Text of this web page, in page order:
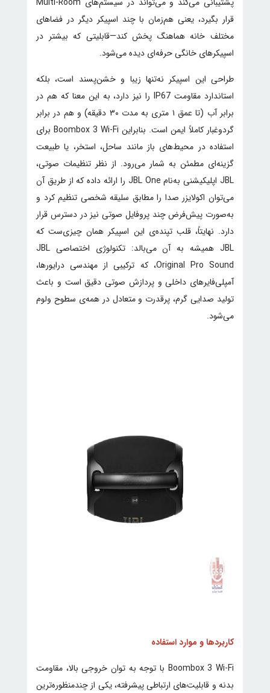
پشتیبانی می‌کند و می‌تواند در سیستم‌های Multi-Room
قرار بگیرد، یعنی هم‌زمان با چند اسپیکر دیگر در فضاهای
مختلف خانه هماهنگ پخش کند—قابلیتی که بیشتر در
اسپیکرهای خانگی حرفه‌ای دیده می‌شود.
طراحی این اسپیکر نه‌تنها زیبا و خشن‌پسند است، بلکه
استاندارد مقاومت IP67 را نیز دارد، به این معنا که هم در
برابر آب (تا عمق ۱ متری به مدت ۳۰ دقیقه) و هم در برابر
گردوغبار کاملاً ایمن است. بنابراین Boombox 3 Wi-Fi برای
استفاده در محیط‌های باز مانند ساحل، استخر، یا طبیعت
گزینه‌ای مطمئن به شمار می‌رود. از نظر تنظیمات صوتی،
JBL اپلیکیشنی به‌نام JBL One را ارائه داده که از طریق آن
می‌توان اکولایزر صدا را مطابق سلیقه شخصی تنظیم کرد و
به‌صورت پیش‌فرض چند پروفایل صوتی نیز در دسترس قرار
دارد. نهایتاً، قلب تپنده‌ی این اسپیکر همان چیزی‌ست که
JBL همیشه به آن می‌بالد: تکنولوژی اختصاصی JBL
Original Pro Sound، که ترکیبی از مهندسی درایورها،
آمپلی‌فایرهای داخلی و پردازش صوتی دقیق است و باعث
تولید صدایی گرم، پرقدرت و متعادل در همه‌ی سطوح ولوم
می‌شود.
کاربردها و موارد استفاده
Boombox 3 Wi-Fi با توجه به توان خروجی بالا، مقاومت
بدنه و قابلیت‌های ارتباطی پیشرفته، یکی از چندمنظوره‌ترین